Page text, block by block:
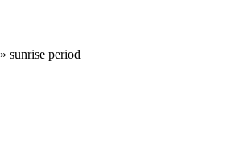
» sunrise period